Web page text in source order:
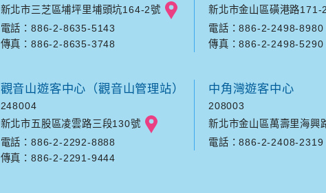
新北市三芝區埔坪里埔頭坑164-2號
電話：886-2-8635-5143
傳真：886-2-8635-3748
新北市金山區磺港路171-
電話：886-2-2498-8980
傳真：886-2-2498-5290
觀音山遊客中心（觀音山管理站）
248004
新北市五股區凌雲路三段130號
電話：886-2-2292-8888
傳真：886-2-2291-9444
中角灣遊客中心
208003
新北市金山區萬壽里海興
電話：886-2-2408-2319